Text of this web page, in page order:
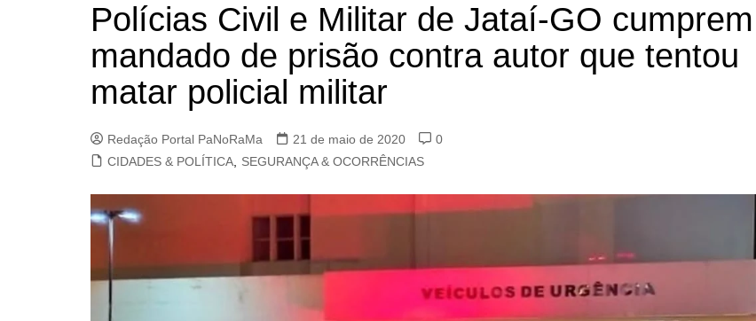
Polícias Civil e Militar de Jataí-GO cumprem
mandado de prisão contra autor que tentou
matar policial militar
Redação Portal PaNoRaMa 21 de maio de 2020
0
CIDADES & POLÍTICA
SEGURANÇA & OCORRÊNCIAS